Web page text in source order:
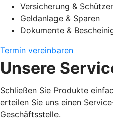
Versicherung &
Geldanlage & Sparen
Dokumente &
Termin vereinbaren
Unsere
Schließen Sie Produkte
erteilen Sie uns einen
Geschäftsstelle.